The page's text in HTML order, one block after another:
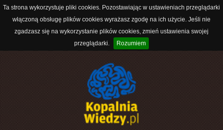
Ta strona wykorzystuje pliki cookies. Pozostawiając w ustawieniach przeglądarki
włączoną obsługę plików cookies wyrażasz zgodę na ich użycie. Jeśli nie
zgadzasz się na wykorzystanie plików cookies, zmień ustawienia swojej
przeglądarki.
Rozumiem